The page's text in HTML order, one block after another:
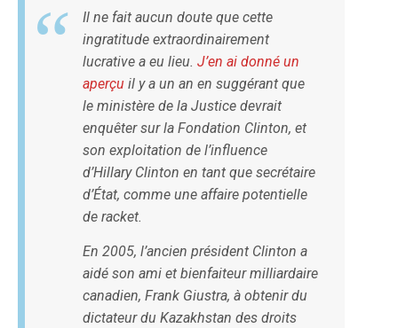
Il ne fait aucun doute que cette
ingratitude extraordinairement
lucrative a eu lieu. J’en ai donné un
aperçu il y a un an en suggérant que
le ministère de la Justice devrait
enquêter sur la Fondation Clinton, et
son exploitation de l’influence
d’Hillary Clinton en tant que secrétaire
d’État, comme une affaire potentielle
de racket.
En 2005, l’ancien président Clinton a
aidé son ami et bienfaiteur milliardaire
canadien, Frank Giustra, à obtenir du
dictateur du Kazakhstan des droits